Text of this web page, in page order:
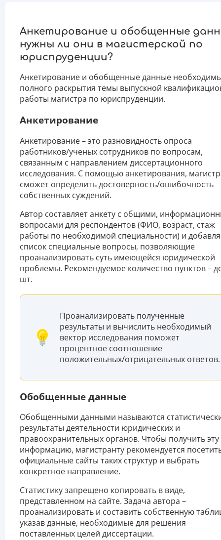
Анкетирование и обобщенные
нужны ли они в магистерской по
юриспруденции?
Анкетирование и обобщенные данные
полного раскрытия темы выпускной
работы магистра по юриспруденции.
Анкетирование
Анкетирование – это разновидность опроса
работников/ученых сотрудников по вопросам,
связанным с направлением диссертационного
исследования. С помощью анкетирования,
сможет определить достоверность/ошибочность
собственных суждений.
Автор составляет анкету с общими,
вопросами для респондентов (ФИО, возраст, стаж
работы по необходимой специальности) и
список специальные вопросы, позволяющие
проанализировать суть имеющейся юридической
проблемы. Рекомендуемое количество пунктов –
шт.
Проанализировать полученные
результаты и вычислить необходимый
вектор исследования поможет
процентное соотношение
положительных/отрицательных ответов.
Обобщенные данные
Обобщенными данными называются
результаты деятельности юридических и
правоохранительных органов. Чтобы получить эту
информацию, магистранту рекомендуется
официальные сайты таких структур и выбрать
конкретное направление.
Статистику запрещено копировать в виде,
представленном на сайте. Задача автора –
проанализировать и составить собственную
указав данные, необходимые для решения
поставленных целей диссертации.